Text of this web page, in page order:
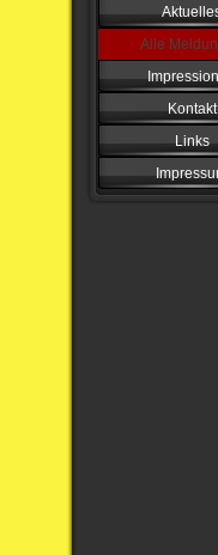
Alle
Kontakt
Links